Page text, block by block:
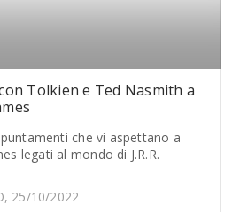
Tolkien e Ted Nasmith a
che vi aspettano a
legati al mondo di J.R.R.
25/10/2022